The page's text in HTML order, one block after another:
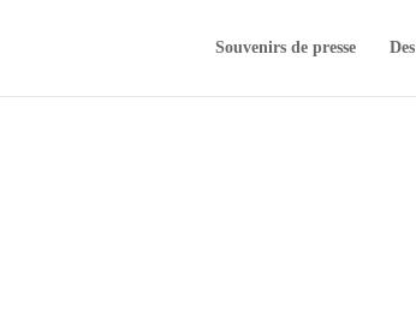
Souvenirs de presse